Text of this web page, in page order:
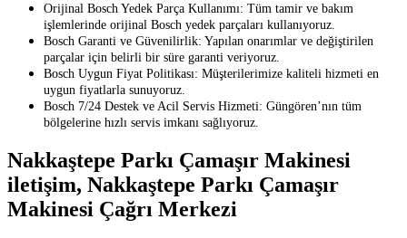
Orijinal Bosch Yedek Parça Kullanımı: Tüm tamir ve bakım
işlemlerinde orijinal Bosch yedek parçaları kullanıyoruz.
Bosch Garanti ve Güvenilirlik: Yapılan onarımlar ve değiştirilen
parçalar için belirli bir süre garanti veriyoruz.
Bosch Uygun Fiyat Politikası: Müşterilerimize kaliteli hizmeti en
uygun fiyatlarla sunuyoruz.
Bosch 7/24 Destek ve Acil Servis Hizmeti: Güngören’nın tüm
bölgelerine hızlı servis imkanı sağlıyoruz.
Nakkaştepe Parkı Çamaşır Makinesi
iletişim, Nakkaştepe Parkı Çamaşır
Makinesi Çağrı Merkezi